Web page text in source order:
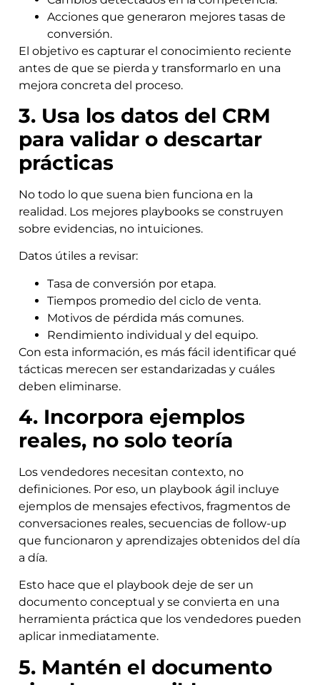
Acciones que generaron mejores tasas de
conversión.
El objetivo es capturar el conocimiento reciente
antes de que se pierda y transformarlo en una
mejora concreta del proceso.
3. Usa los datos del CRM
para validar o descartar
prácticas
No todo lo que suena bien funciona en la
realidad. Los mejores playbooks se construyen
sobre evidencias, no intuiciones.
Datos útiles a revisar:
Tasa de conversión por etapa.
Tiempos promedio del ciclo de venta.
Motivos de pérdida más comunes.
Rendimiento individual y del equipo.
Con esta información, es más fácil identificar qué
tácticas merecen ser estandarizadas y cuáles
deben eliminarse.
4. Incorpora ejemplos
reales, no solo teoría
Los vendedores necesitan contexto, no
definiciones. Por eso, un playbook ágil incluye
ejemplos de mensajes efectivos, fragmentos de
conversaciones reales, secuencias de follow-up
que funcionaron y aprendizajes obtenidos del día
a día.
Esto hace que el playbook deje de ser un
documento conceptual y se convierta en una
herramienta práctica que los vendedores pueden
aplicar inmediatamente.
5. Mantén el documento